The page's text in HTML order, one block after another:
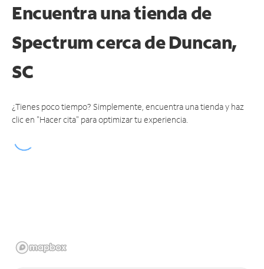
Encuentra una tienda de
Spectrumcerca de Duncan,
SC
¿Tienes poco tiempo? Simplemente, encuentra una tienda y haz
clic en "Hacer cita" para optimizar tu experiencia.